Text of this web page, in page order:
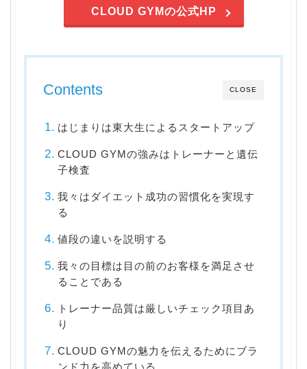
CLOUD GYMの公式HP
CLOSE
Contents
はじまりは東大生によるスタートアップ
CLOUD GYMの強みはトレーナーと遺伝
子検査
我々はダイエット成功の習慣化を実現す
る
値段の違いを説明する
我々の目標は目の前のお客様を満足させ
ることである
トレーナー品質は厳しいチェック項目あ
り
CLOUD GYMの魅力を伝えるためにブラ